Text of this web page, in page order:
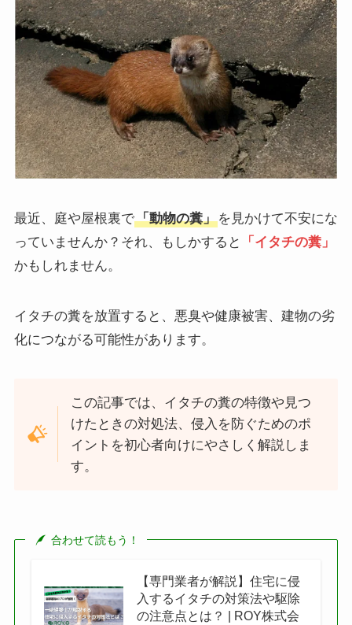
最近、庭や屋根裏で「動物の糞」を見かけて不安にな
っていませんか？それ、もしかすると
「イタチの糞」
かもしれません。
イタチの糞を放置すると、悪臭や健康被害、建物の劣
化につながる可能性があります。
この記事では、イタチの糞の特徴や見つ
けたときの対処法、侵入を防ぐためのポ
イントを初心者向けにやさしく解説しま
す。
合わせて読もう！
【専門業者が解説】住宅に侵
入するイタチの対策法や駆除
の注意点とは？ | ROY株式会